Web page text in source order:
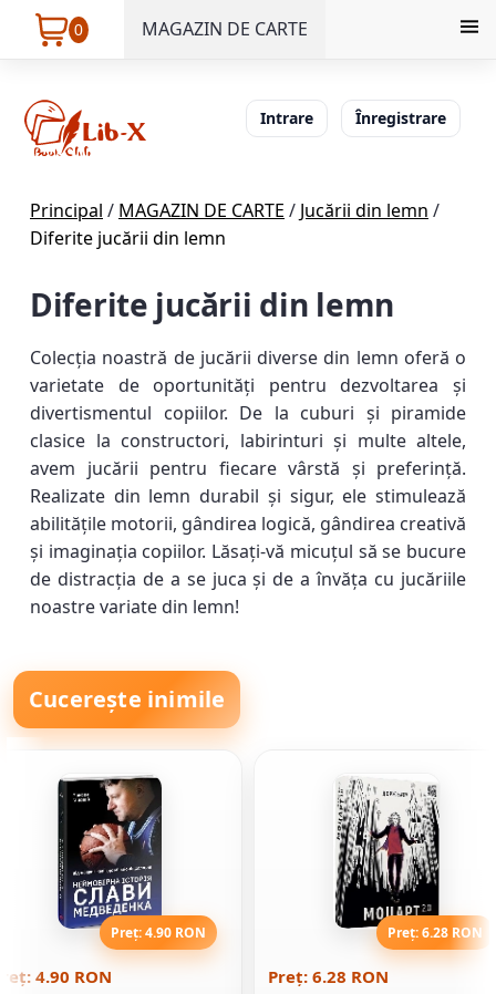
0 MAGAZIN DE CARTE
Intrare Înregistrare
Principal / MAGAZIN DE CARTE / Jucării din lemn /
Diferite jucării din lemn
Diferite jucării din lemn
Colecția noastră de jucării diverse din lemn oferă o
varietate de oportunități pentru dezvoltarea și
divertismentul copiilor. De la cuburi și piramide
clasice la constructori, labirinturi și multe altele,
avem jucării pentru fiecare vârstă și preferință.
Realizate din lemn durabil și sigur, ele stimulează
abilitățile motorii, gândirea logică, gândirea creativă
și imaginația copiilor. Lăsați-vă micuțul să se bucure
de distracția de a se juca și de a învăța cu jucăriile
noastre variate din lemn!
Cucerește inimile
Preț: 4.90 RON
4.90 RON
Preț: 6.28 RON
Preț: 6.28 RON